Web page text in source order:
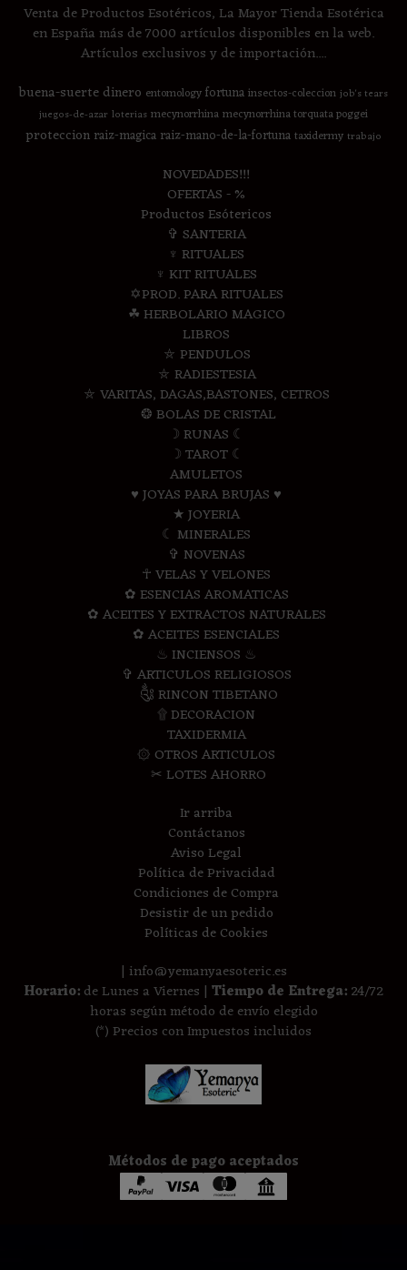
Venta de Productos Esotéricos, La Mayor Tienda Esotérica
en España más de 7000 artículos disponibles en la web.
Artículos exclusivos y de importación....
buena-suertedinero entomologyfortunainsectos-coleccion job's tears
juegos-de-azar loterias mecynorrhinamecynorrhina torquata poggei
proteccion raiz-magica raiz-mano-de-la-fortunataxidermy trabajo
NOVEDADES!!!
OFERTAS - %
Productos Esótericos
✞ SANTERIA
♆ RITUALES
♆ KIT RITUALES
✡PROD. PARA RITUALES
☘ HERBOLARIO MAGICO
LIBROS
⛤ PENDULOS
⛤ RADIESTESIA
⛤ VARITAS, DAGAS,BASTONES, CETROS
❂ BOLAS DE CRISTAL
☽ RUNAS ☾
☽ TAROT ☾
AMULETOS
♥ JOYAS PARA BRUJAS ♥
★ JOYERIA
☾ MINERALES
✞ NOVENAS
☥ VELAS Y VELONES
✿ ESENCIAS AROMATICAS
✿ ACEITES Y EXTRACTOS NATURALES
✿ ACEITES ESENCIALES
♨ INCIENSOS ♨
✞ ARTICULOS RELIGIOSOS
༃ RINCON TIBETANO
۩ DECORACION
TAXIDERMIA
۞ OTROS ARTICULOS
✂ LOTES AHORRO
Ir arriba
Contáctanos
Aviso Legal
Política de Privacidad
Condiciones de Compra
Desistir de un pedido
Políticas de Cookies
| info@yemanyaesoteric.es
Horario:de Lunes a Viernes | Tiempo de Entrega:24/72
horas según método de envío elegido
(*) Precios con Impuestos incluidos
Métodos de pago aceptados